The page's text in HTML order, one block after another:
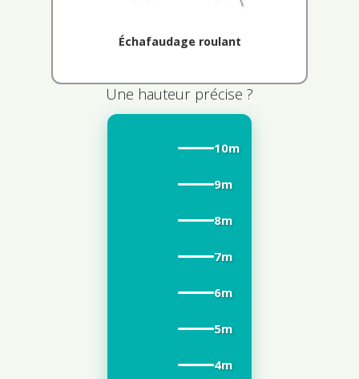
Échafaudage roulant
Une hauteur précise ?
10m
9m
8m
7m
6m
5m
4m